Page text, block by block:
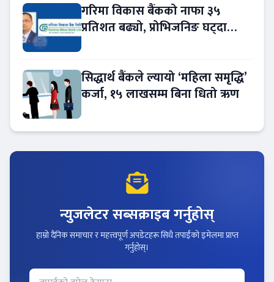
गरिमा विकास बैंकको नाफा ३५
प्रतिशत बढ्यो, प्रोभिजनिङ घट्दा
सिद्धार्थ बैंकले ल्यायो ‘महिला समृद्धि’
कर्जा, १५ लाखसम्म बिना धितो ऋण
न्युजलेटर सब्सक्राइब गर्नुहोस्
हाम्रो दैनिक समाचार र महत्त्वपूर्ण अपडेटहरू सिधै तपाईंको इमेलमा प्राप्त
गर्नुहोस्।